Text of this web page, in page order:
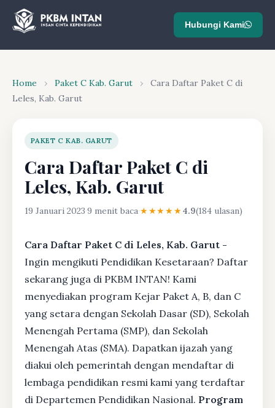
Hubungi Kami
Home › Paket C Kab. Garut ›
Cara Daftar Paket C di
Leles, Kab. Garut
PAKET C KAB. GARUT
Cara Daftar Paket C di
Leles, Kab. Garut
19 Januari 2023·9 menit baca·★★★★★4.9(184 ulasan)
Cara Daftar Paket C di Leles, Kab. Garut -
Ingin mengikuti Pendidikan Kesetaraan? Daftar
sekarang juga di PKBM INTAN! Kami
menyediakan program Kejar Paket A, B, dan C
yang setara dengan Sekolah Dasar (SD), Sekolah
Menengah Pertama (SMP), dan Sekolah
Menengah Atas (SMA). Dapatkan ijazah yang
diakui oleh pemerintah dengan mendaftar di
lembaga pendidikan resmi kami yang terdaftar
di Departemen Pendidikan Nasional. Program